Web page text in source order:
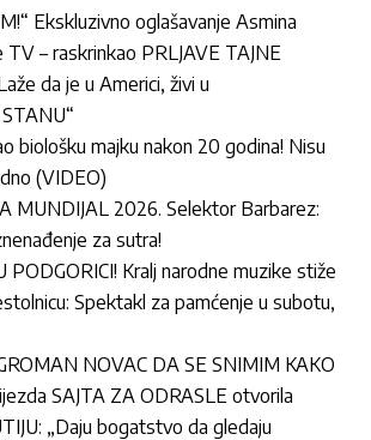
Ekskluzivno oglašavanje Asmina
– raskrinkao PRLJAVE TAJNE
da je u Americi, živi u
biološku majku nakon 20 godina! Nisu
(VIDEO)
MUNDIJAL 2026. Selektor Barbarez:
za sutra!
PODGORICI! Kralj narodne muzike stiže
Spektakl za pamćenje u subotu,
NOVAC DA SE SNIMIM KAKO
SAJTA ZA ODRASLE otvorila
„Daju bogatstvo da gledaju